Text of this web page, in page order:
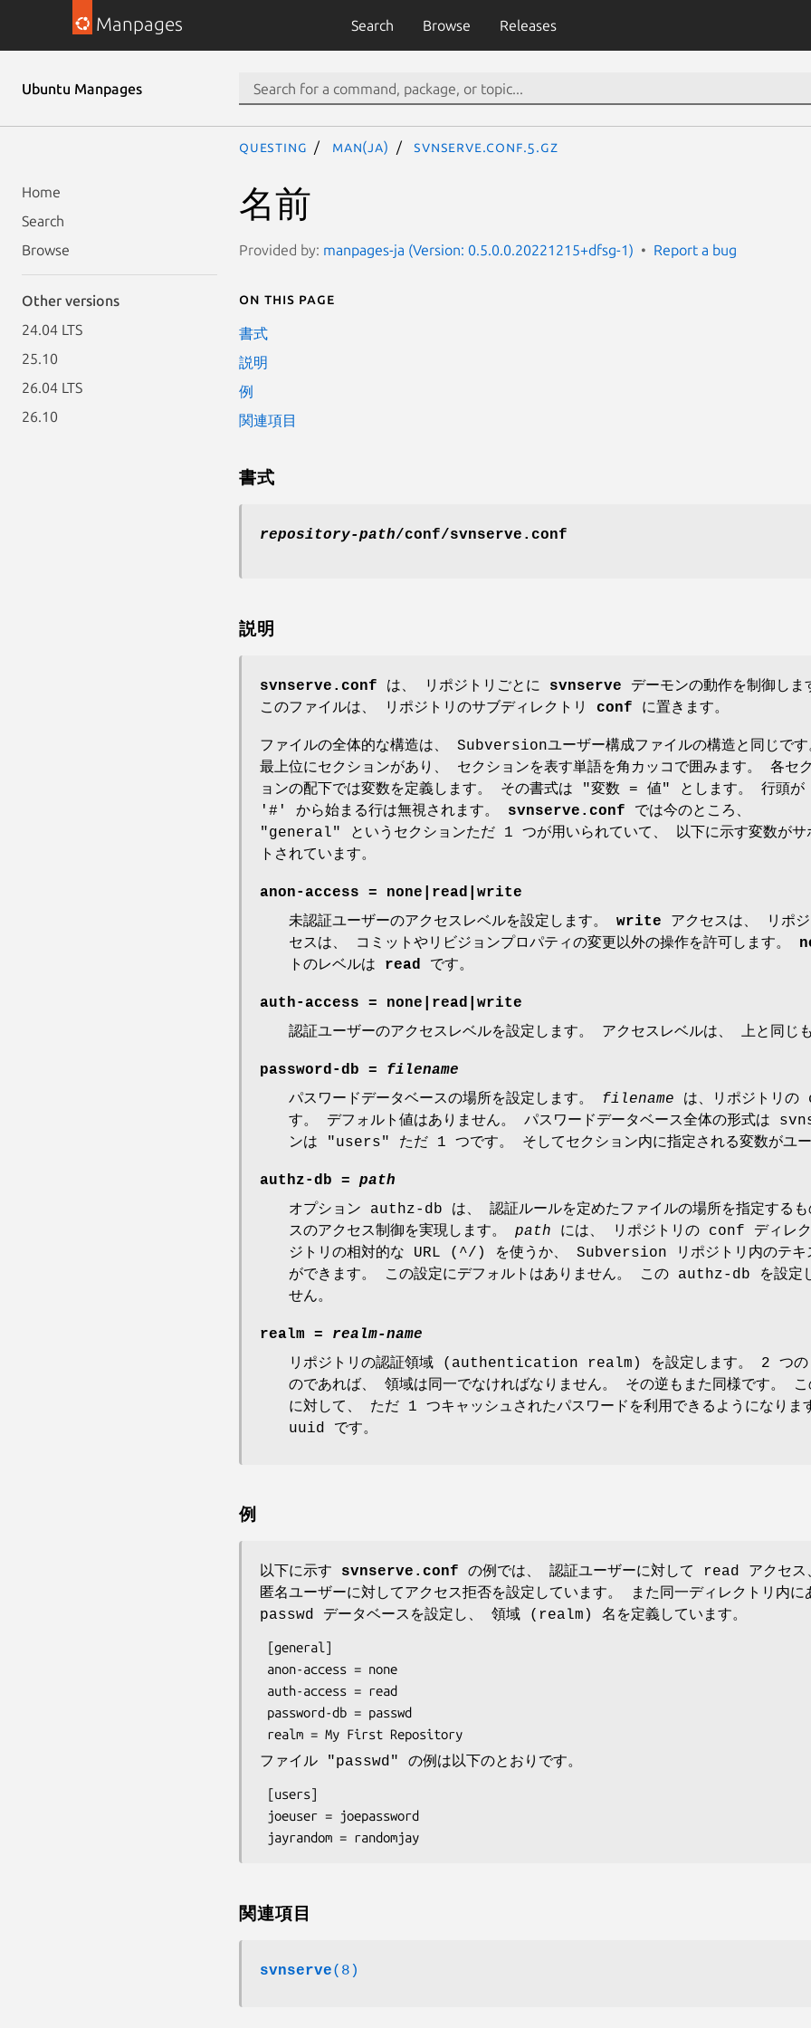
Manpages Search Browse Releases
Ubuntu Manpages
Home
Search
Browse
Other versions
24.04 LTS
25.10
26.04 LTS
26.10
questing man(ja) svnserve.conf.5.gz
名前
Provided by: manpages-ja (Version: 0.5.0.0.20221215+dfsg-1) Report a bug
On this page
書式
説明
例
関連項目
書式
repository-path/conf/svnserve.conf
説明
svnserve.conf は、 リポジトリごとに svnserve デーモンの動作を制御しま
このファイルは、 リポジトリのサブディレクトリ conf に置きます。
ファイルの全体的な構造は、 Subversionユーザー構成ファイルの構造と同じです
最上位にセクションがあり、 セクションを表す単語を角カッコで囲みます。 各セ
ョンの配下では変数を定義します。 その書式は "変数 = 値" とします。 行頭が
'#' から始まる行は無視されます。 svnserve.conf では今のところ、
"general" というセクションただ 1 つが用いられていて、 以下に示す変数がサ
トされています。
anon-access = none read
write
未認証ユーザーのアクセスレベルを設定します。 write アクセスは、 リポ
セスは、 コミットやリビジョンプロパティの変更以外の操作を許可します。
トのレベルは read です。
auth-access = none read
write
認証ユーザーのアクセスレベルを設定します。 アクセスレベルは、 上と同じ
password-db = filename
パスワードデータベースの場所を設定します。 filename は、リポジトリの
す。 デフォルト値はありません。 パスワードデータベース全体の形式は
ンは "users" ただ 1 つです。 そしてセクション内に指定される変数がユー
authz-db = path
オプション authz-db は、 認証ルールを定めたファイルの場所を指定す
スのアクセス制御を実現します。 path には、 リポジトリの conf ディレク
ジトリの相対的な URL (^/) を使うか、 Subversion リポジトリ内のテ
ができます。 この設定にデフォルトはありません。 この authz-db を設定
せん。
realm = realm-name
リポジトリの認証領域 (authentication realm) を設定します。 2 つのリ
のであれば、 領域は同一でなければなりません。 その逆もまた同様です。
に対して、 ただ 1 つキャッシュされたパスワードを利用できるようになり
uuid です。
例
以下に示す svnserve.conf の例では、 認証ユーザーに対して read アクセス
匿名ユーザーに対してアクセス拒否を設定しています。 また同一ディレクトリ内に
passwd データベースを設定し、 領域 (realm) 名を定義しています。
realm = My First Repository
ファイル "passwd" の例は以下のとおりです。
jayrandom = randomjay
関連項目
svnserve(8)